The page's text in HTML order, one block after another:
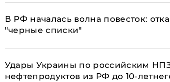
​В РФ началась волна повесток:
"черные списки"
Удары Украины по российским
нефтепродуктов из РФ до 10-